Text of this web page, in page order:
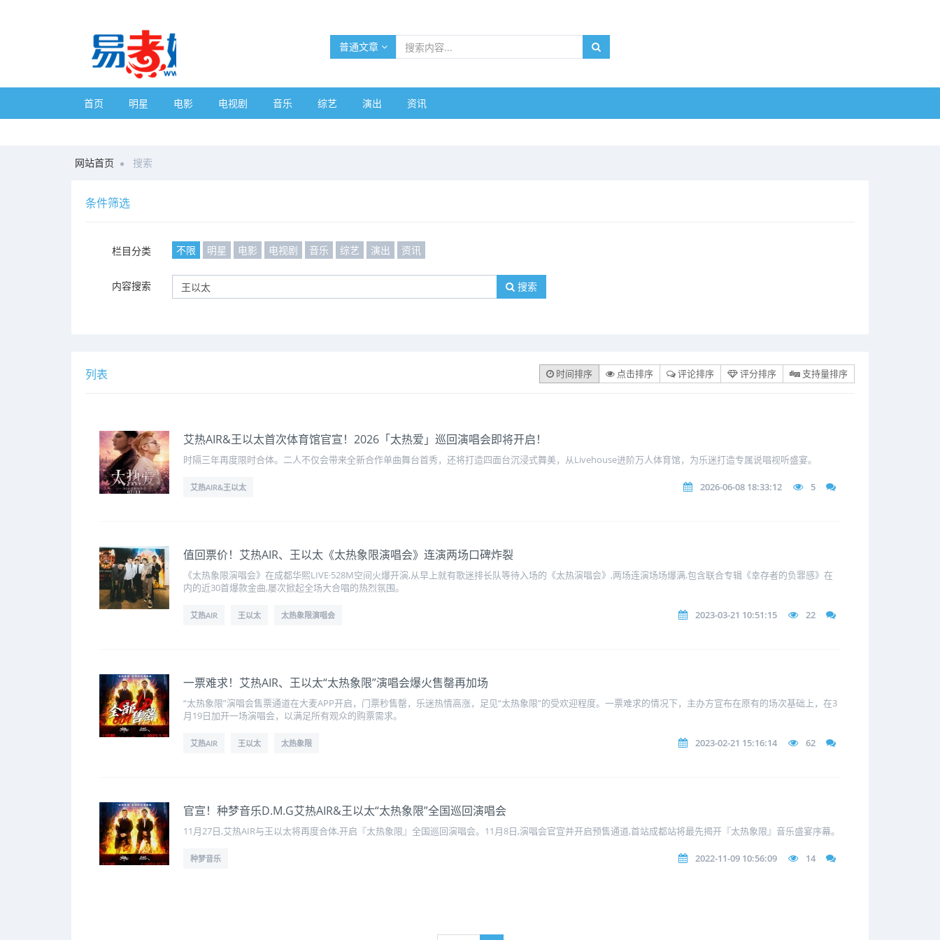
普通文章
首页 明星 电影 电视剧 音乐 综艺 演出 资讯
网站首页 搜索
条件筛选
栏目分类 不限 明星 电影 电视剧 音乐 综艺 演出 资讯
内容搜索 搜索
列表 时间排序 点击排序 评论排序 评分排序 支持量排序
艾热AIR&王以太首次体育馆官宣！2026「太热爱」巡回演唱会即将开启！
时隔三年再度限时合体。二人不仅会带来全新合作单曲舞台首秀，还将打造四面台沉浸式舞美，从Livehouse进阶万人体育馆，为乐迷打造专属说唱视听盛宴。
艾热AIR&王以太 2026-06-08 18:33:12 5
值回票价！艾热AIR、王以太《太热象限演唱会》连演两场口碑炸裂
《太热象限演唱会》在成都华熙LIVE·528M空间火爆开演,从早上就有歌迷排长队等待入场的《太热演唱会》,两场连演场场爆满,包含联合专辑《幸存者的负罪感》在
内的近30首爆款金曲,屡次掀起全场大合唱的热烈氛围。
艾热AIR 王以太 太热象限演唱会 2023-03-21 10:51:15 22
一票难求！艾热AIR、王以太“太热象限”演唱会爆火售罄再加场
“太热象限”演唱会售票通道在大麦APP开启，门票秒售罄，乐迷热情高涨，足见“太热象限”的受欢迎程度。一票难求的情况下，主办方宣布在原有的场次基础上，在3
月19日加开一场演唱会，以满足所有观众的购票需求。
艾热AIR 王以太 太热象限 2023-02-21 15:16:14 62
官宣！种梦音乐D.M.G艾热AIR&王以太“太热象限”全国巡回演唱会
11月27日,艾热AIR与王以太将再度合体,开启『太热象限』全国巡回演唱会。11月8日,演唱会官宣并开启预售通道,首站成都站将最先揭开『太热象限』音乐盛宴序幕。
种梦音乐 2022-11-09 10:56:09 14